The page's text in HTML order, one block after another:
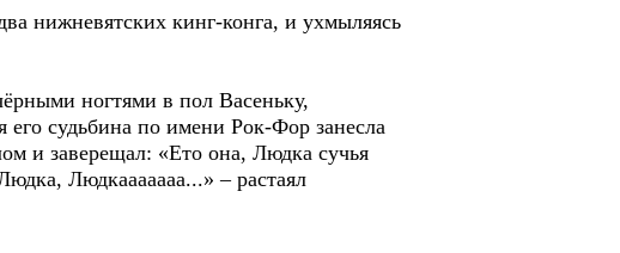
нижневятских кинг-конга, и ухмыляясь
ногтями в пол Васеньку,
судьбина по имени Рок-Фор занесла
и заверещал: «Ето она, Людка сучья
Людкааааааа...» – растаял